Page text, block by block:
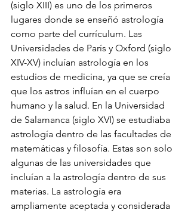
(siglo XIII) es uno de los primeros
lugares donde se enseñó astrología
como parte del currículum. Las
Universidades de París y Oxford (siglo
XIV-XV) incluían astrología en los
estudios de medicina, ya que se creía
que los astros influían en el cuerpo
humano y la salud. En la Universidad
de Salamanca (siglo XVI) se estudiaba
astrología dentro de las facultades de
matemáticas y filosofía. Estas son solo
algunas de las universidades que
incluían a la astrología dentro de sus
materias. La astrología era
ampliamente aceptada y considerada